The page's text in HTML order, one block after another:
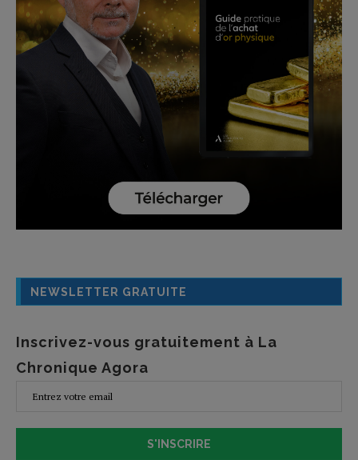
NEWSLETTER GRATUITE
Inscrivez-vous gratuitement à La
Chronique Agora
S'INSCRIRE